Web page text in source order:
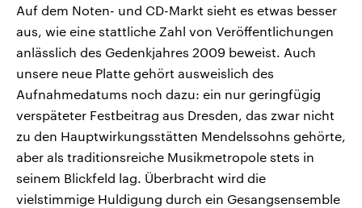
Auf dem Noten- und CD-Markt sieht es etwas besser
aus, wie eine stattliche Zahl von Veröffentlichungen
anlässlich des Gedenkjahres 2009 beweist. Auch
unsere neue Platte gehört ausweislich des
Aufnahmedatums noch dazu: ein nur geringfügig
verspäteter Festbeitrag aus Dresden, das zwar nicht
zu den Hauptwirkungsstätten Mendelssohns gehörte,
aber als traditionsreiche Musikmetropole stets in
seinem Blickfeld lag. Überbracht wird die
vielstimmige Huldigung durch ein Gesangsensemble